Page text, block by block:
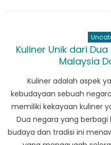
Kuliner Unik dari
Malaysia
Kuliner adalah aspek
kebudayaan sebuah
memiliki kekayaan kuliner
Dua negara yang
budaya dan tradisi ini